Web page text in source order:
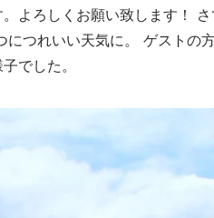
よろしくお願い致します！
つれいい天気に。 ゲストの
でした。